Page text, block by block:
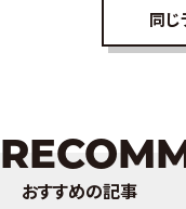
同じ
おすすめの記事